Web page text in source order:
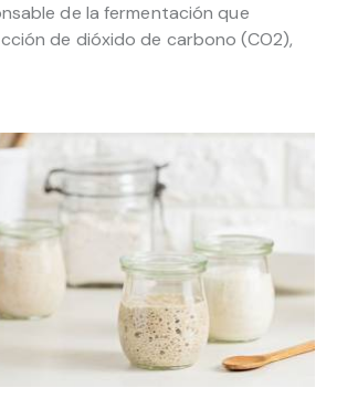
de la fermentación que
de dióxido de carbono (CO2),